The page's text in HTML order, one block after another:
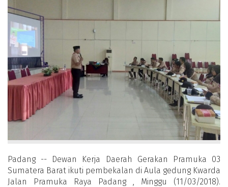
Padang -- Dewan Kerja Daerah Gerakan Pramuka 03
Sumatera Barat ikuti pembekalan di Aula gedung Kwarda
Jalan Pramuka Raya Padang , Minggu (11/03/2018).